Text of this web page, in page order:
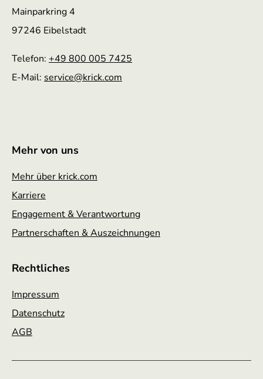
Mainparkring 4
97246 Eibelstadt
Telefon: +49 800 005 7425
E-Mail: service@krick.com
Mehr von uns
Mehr über krick.com
Karriere
Engagement & Verantwortung
Partnerschaften & Auszeichnungen
Rechtliches
Impressum
Datenschutz
AGB